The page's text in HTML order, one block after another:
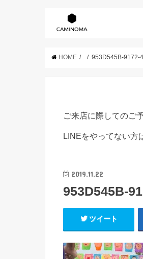
HOME 953D545B-9172-
ご来店に際してのご
LINEをやってない方
2019.11.22
953D545B-
ツイート